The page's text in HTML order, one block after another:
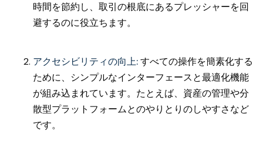
時間を節約し、取引の根底にあるプレッシャーを回
避するのに役立ちます。
アクセシビリティの向上:すべての操作を簡素化する
ために、シンプルなインターフェースと最適化機能
が組み込まれています。たとえば、資産の管理や分
散型プラットフォームとのやりとりのしやすさなど
です。